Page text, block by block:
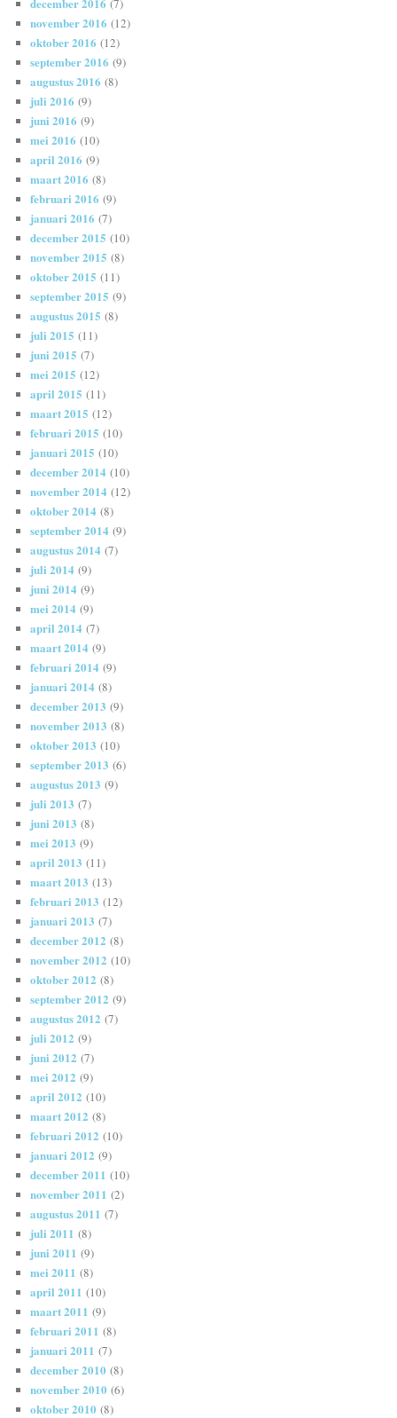
(7)
november 2016 (12)
oktober 2016 (12)
september 2016 (9)
augustus 2016 (8)
juli 2016 (9)
juni 2016 (9)
mei 2016 (10)
april 2016 (9)
maart 2016 (8)
februari 2016 (9)
januari 2016 (7)
december 2015 (10)
november 2015 (8)
oktober 2015 (11)
september 2015 (9)
augustus 2015 (8)
juli 2015 (11)
juni 2015 (7)
mei 2015 (12)
april 2015 (11)
maart 2015 (12)
februari 2015 (10)
januari 2015 (10)
december 2014 (10)
november 2014 (12)
oktober 2014 (8)
september 2014 (9)
augustus 2014 (7)
juli 2014 (9)
juni 2014 (9)
mei 2014 (9)
april 2014 (7)
maart 2014 (9)
februari 2014 (9)
januari 2014 (8)
december 2013 (9)
november 2013 (8)
oktober 2013 (10)
september 2013 (6)
augustus 2013 (9)
juli 2013 (7)
juni 2013 (8)
mei 2013 (9)
april 2013 (11)
maart 2013 (13)
februari 2013 (12)
januari 2013 (7)
december 2012 (8)
november 2012 (10)
oktober 2012 (8)
september 2012 (9)
augustus 2012 (7)
juli 2012 (9)
juni 2012 (7)
mei 2012 (9)
april 2012 (10)
maart 2012 (8)
februari 2012 (10)
januari 2012 (9)
december 2011 (10)
november 2011 (2)
augustus 2011 (7)
juli 2011 (8)
juni 2011 (9)
mei 2011 (8)
april 2011 (10)
maart 2011 (9)
februari 2011 (8)
januari 2011 (7)
december 2010 (8)
november 2010 (6)
oktober 2010 (8)